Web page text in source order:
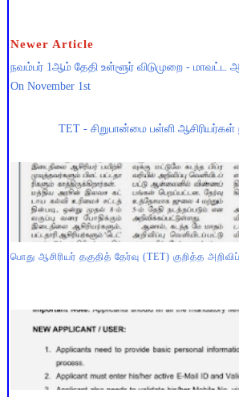
Newer Article
நவம்பர் 1ஆம் தேதி உள்ளூர் விடுமுறை - மாவட்ட
On November 1st
TET - சிறுபான்மை பள்ளி
பொது ஆசிரியர் தகுதித் தேர்வு (TET) குறித்த